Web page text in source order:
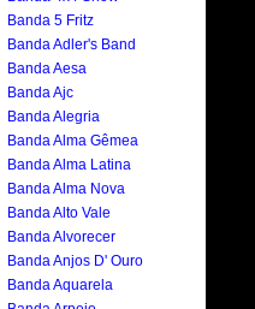
Banda 5 Fritz
Banda Adler's Band
Banda Aesa
Banda Ajc
Banda Alegria
Banda Alma Gêmea
Banda Alma Latina
Banda Alma Nova
Banda Alto Vale
Banda Alvorecer
Banda Anjos D' Ouro
Banda Aquarela